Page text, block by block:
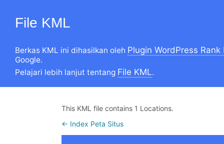
File KML
Berkas KML ini dihasilkan oleh Plugin WordPress Rank
Google.
Pelajari lebih lanjut tentang File KML.
This KML file contains 1 Locations.
← Index Peta Situs